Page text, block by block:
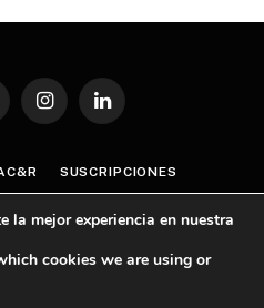
InstagramLinkedIn
SUSCRIPCIONES
ANTICORRUPCIÓN
la mejor experiencia en nuestra
cookies we are using or